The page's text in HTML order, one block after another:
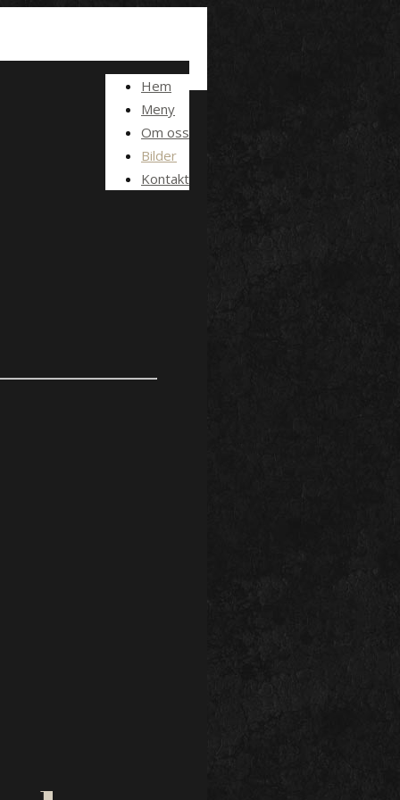
Hem
Meny
Om oss
Bilder
Kontakt